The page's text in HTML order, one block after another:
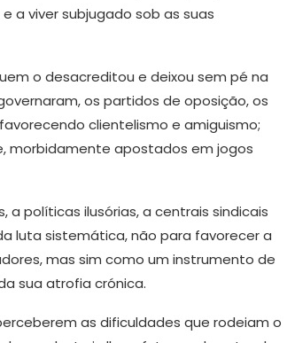
a viver subjugado sob as suas
o desacreditou e deixou sem pé na
os partidos de oposição, os
clientelismo e amiguismo;
morbidamente apostados em jogos
a políticas ilusórias, a centrais sindicais
luta sistemática, não para favorecer a
mas sim como um instrumento de
sua atrofia crónica.
as dificuldades que rodeiam o